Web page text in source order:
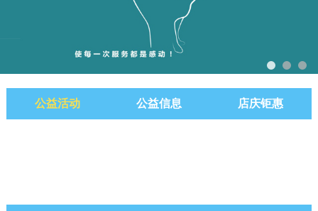
公益活动 公益信息 店庆钜惠